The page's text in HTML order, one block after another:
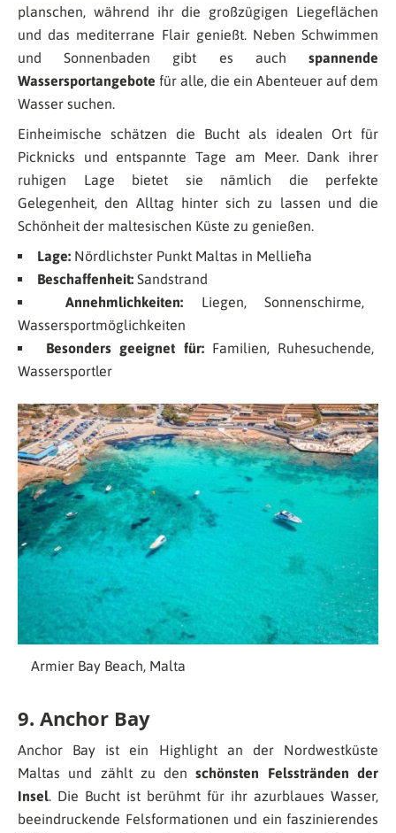
planschen, während ihr die großzügigen Liegeflächen
und das mediterrane Flair genießt. Neben Schwimmen
und Sonnenbaden gibt es auch spannende
Wassersportangebote für alle, die ein Abenteuer auf dem
Wasser suchen.
Einheimische schätzen die Bucht als idealen Ort für
Picknicks und entspannte Tage am Meer. Dank ihrer
ruhigen Lage bietet sie nämlich die perfekte
Gelegenheit, den Alltag hinter sich zu lassen und die
Schönheit der maltesischen Küste zu genießen.
Lage: Nördlichster Punkt Maltas in Mellieħa
Beschaffenheit: Sandstrand
Annehmlichkeiten: Liegen, Sonnenschirme,
Wassersportmöglichkeiten
Besonders geeignet für:Familien, Ruhesuchende,
Wassersportler
Armier Bay Beach, Malta
9. Anchor Bay
Anchor Bay ist ein Highlight an der Nordwestküste
Maltas und zählt zu denschönsten Felsstränden der
Insel. Die Bucht ist berühmt für ihr azurblaues Wasser,
beeindruckende Felsformationen und ein faszinierendes